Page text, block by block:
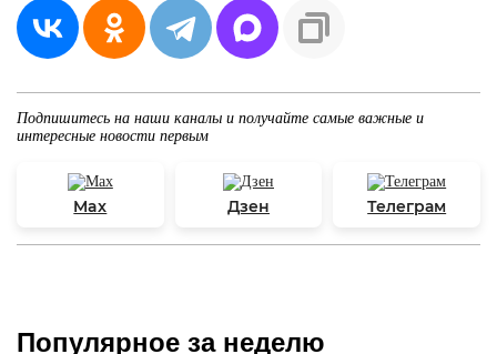
Подпишитесь на наши каналы и получайте самые важные и
интересные новости первым
Max Дзен Телеграм
Популярное за неделю